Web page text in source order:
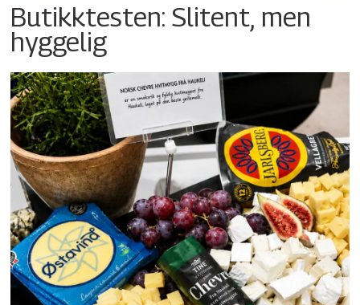
Butikktesten: Slitent, men
hyggelig